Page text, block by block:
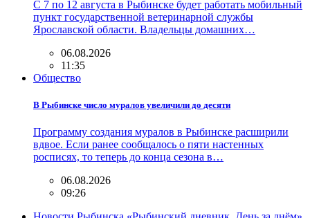
С 7 по 12 августа в Рыбинске будет работать мобильный
пункт государственной ветеринарной службы
Ярославской области. Владельцы домашних…
06.08.2026
11:35
Общество
В Рыбинске число муралов увеличили до десяти
Программу создания муралов в Рыбинске расширили
вдвое. Если ранее сообщалось о пяти настенных
росписях, то теперь до конца сезона в…
06.08.2026
09:26